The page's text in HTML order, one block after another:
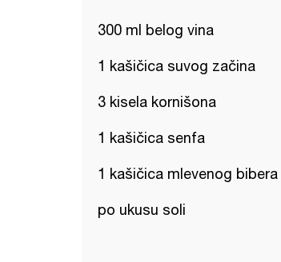
300 ml belog vina
1 kašičica suvog začina
3 kisela kornišona
1 kašičica senfa
1 kašičica mlevenog bibera
po ukusu soli